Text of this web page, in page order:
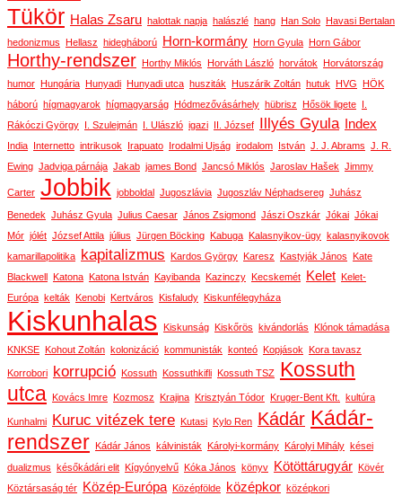
Tükör Halas Zsaru halottak napja halászlé hang Han Solo Havasi Bertalan
hedonizmus Hellasz hidegháború Horn-kormány Horn Gyula Horn Gábor
Horthy-rendszer Horthy Miklós Horváth László horvátok Horvátország
humor Hungária Hunyadi Hunyadi utca husziták Huszárik Zoltán hutuk HVG HÖK
háború hígmagyarok hígmagyarság Hódmezővásárhely hübrisz Hősök ligete I.
Rákóczi György I. Szulejmán I. Ulászló igazi II. József Illyés Gyula Index
India Internetto intrikusok Irapuato Irodalmi Ujság irodalom István J. J. Abrams J. R.
Ewing Jadviga párnája Jakab james Bond Jancsó Miklós Jaroslav Hašek Jimmy
Carter Jobbik jobboldal Jugoszlávia Jugoszláv Néphadsereg Juhász
Benedek Juhász Gyula Julius Caesar János Zsigmond Jászi Oszkár Jókai Jókai
Mór jólét József Attila július Jürgen Böcking Kabuga Kalasnyikov-ügy kalasnyikovok
kamarillapolitika kapitalizmus Kardos György Karesz Kastyják János Kate
Blackwell Katona Katona István Kayibanda Kazinczy Kecskemét Kelet Kelet-
Európa kelták Kenobi Kertváros Kisfaludy Kiskunfélegyháza
Kiskunhalas Kiskunság Kiskőrös kivándorlás Klónok támadása
KNKSE Kohout Zoltán kolonizáció kommunisták konteó Kopjások Kora tavasz
Korrobori korrupció Kossuth Kossuthkifli Kossuth TSZ Kossuth
utca Kovács Imre Kozmosz Krajina Krisztyán Tódor Kruger-Bent Kft. kultúra
Kunhalmi Kuruc vitézek tere Kutasi Kylo Ren Kádár Kádár-
rendszer Kádár János kálvinisták Károlyi-kormány Károlyi Mihály kései
dualizmus későkádári elit Kígyónyelvű Kóka János könyv Kötöttárugyár Kövér
Köztársaság tér
Közép-Európa Középfölde középkor középkori